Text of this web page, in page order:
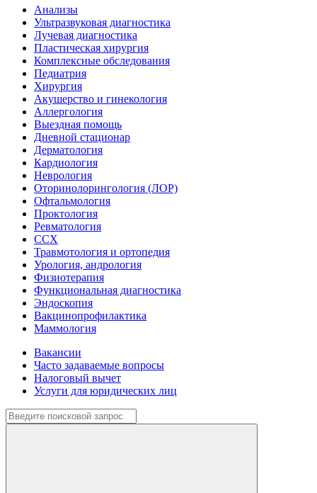
Анализы
Ультразвуковая диагностика
Лучевая диагностика
Пластическая хирургия
Комплексные обследования
Педиатрия
Хирургия
Акушерство и гинекология
Аллергология
Выездная помощь
Дневной стационар
Дерматология
Кардиология
Неврология
Оторинолорингология (ЛОР)
Офтальмология
Проктология
Ревматология
ССХ
Травмотология и ортопедия
Урология, андрология
Физиотерапия
Функциональная диагностика
Эндоскопия
Вакцинопрофилактика
Маммология
Вакансии
Часто задаваемые вопросы
Налоговый вычет
Услуги для юридических лиц